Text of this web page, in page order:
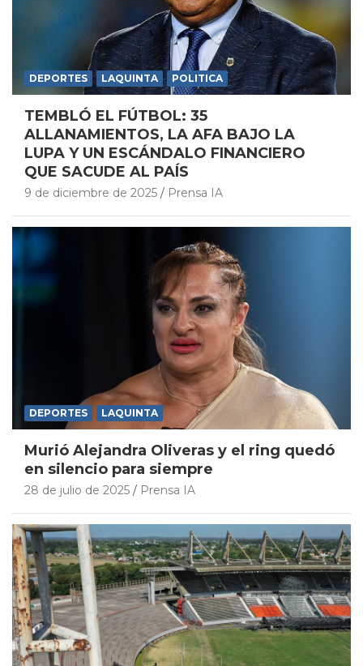
DEPORTES LAQUINTA POLITICA
TEMBLÓ EL FÚTBOL: 35
ALLANAMIENTOS, LA AFA BAJO LA
LUPA Y UN ESCÁNDALO FINANCIERO
QUE SACUDE AL PAÍS
9 de diciembre de 2025 Prensa IA
DEPORTES LAQUINTA
Murió Alejandra Oliveras y el ring quedó
en silencio para siempre
28 de julio de 2025 Prensa IA